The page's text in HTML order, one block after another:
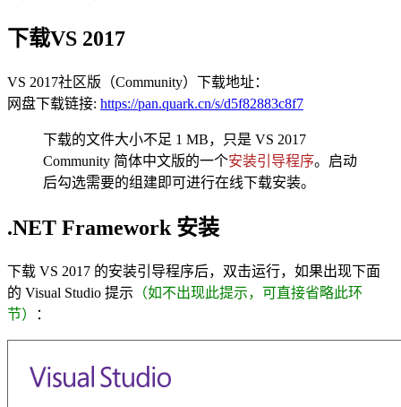
下载VS 2017
VS 2017社区版（Community）下载地址：
网盘下载链接: https://pan.quark.cn/s/d5f82883c8f7
下载的文件大小不足 1 MB，只是 VS 2017
Community 简体中文版的一个安装引导程序。启动
后勾选需要的组建即可进行在线下载安装。
.NET Framework 安装
下载 VS 2017 的安装引导程序后，双击运行，如果出现下面
的 Visual Studio 提示 （如不出现此提示，可直接省略此环
节）
：